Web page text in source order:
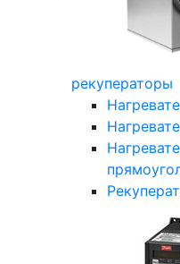
рекуператоры